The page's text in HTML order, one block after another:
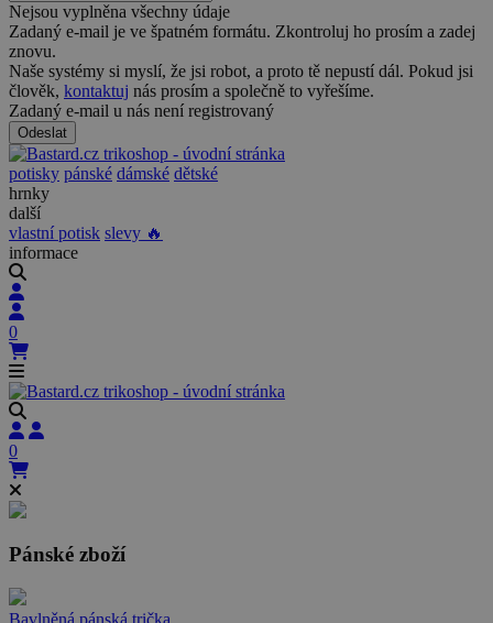
Nejsou vyplněna všechny údaje
Zadaný e-mail je ve špatném formátu. Zkontroluj ho prosím a zadej
znovu.
Naše systémy si myslí, že jsi robot, a proto tě nepustí dál. Pokud jsi
člověk, kontaktuj nás prosím a společně to vyřešíme.
Zadaný e-mail u nás není registrovaný
Odeslat
potisky pánské dámské dětské
hrnky
další
vlastní potisk slevy 🔥
informace
0
0
Pánské zboží